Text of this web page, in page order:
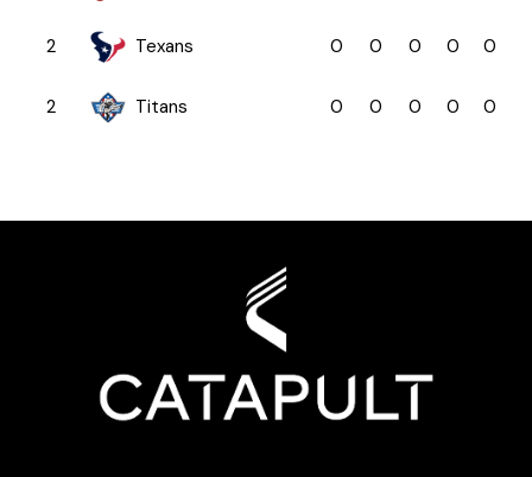
2 Texans 0 0 0 0 0
2 Titans 0 0 0 0 0